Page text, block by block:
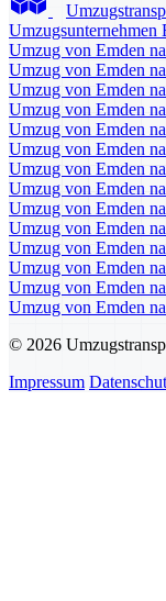
Umzugsunternehmen
Umzug von Emden
Umzug von Emden
Umzug von Emden
Umzug von Emden
Umzug von Emden
Umzug von Emden
Umzug von Emden
Umzug von Emden
Umzug von Emden
Umzug von Emden
Umzug von Emden
Umzug von Emden
Umzug von Emden
Umzug von Emden
© 2026
Impressum